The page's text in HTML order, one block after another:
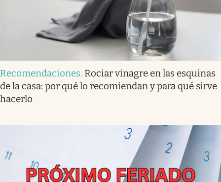
Recomendaciones. Rociar vinagre en las esquinas
de la casa: por qué lo recomiendan y para qué sirve
hacerlo